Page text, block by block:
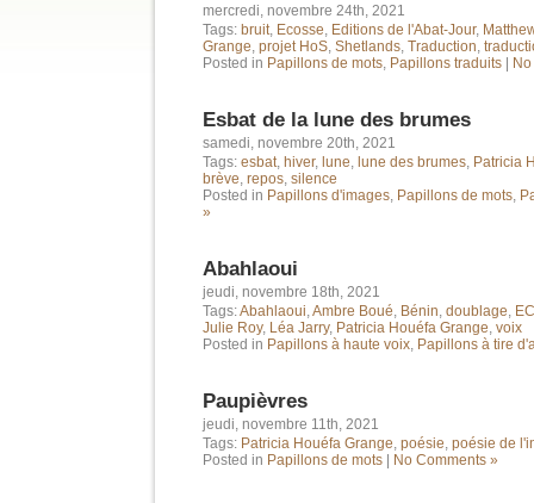
mercredi, novembre 24th, 2021
Tags: bruit, Ecosse, Editions de l'Abat-Jour,
Grange, projet HoS, Shetlands, Traduction,
Posted in Papillons de mots, Papillons traduits
Esbat de la lune des brumes
samedi, novembre 20th, 2021
Tags: esbat, hiver, lune, lune des brumes, Patricia
brève, repos, silence
Posted in Papillons d'images, Papillons de mots,
»
Abahlaoui
jeudi, novembre 18th, 2021
Tags:Abahlaoui,Ambre Boué, Bénin, doublage,
Julie Roy, Léa Jarry, Patricia Houéfa Grange, voix
Posted in Papillons à haute voix, Papillons à tire
Paupièvres
jeudi, novembre 11th, 2021
Tags: Patricia Houéfa Grange, poésie, poésie de
Posted in Papillons de mots No Comments »